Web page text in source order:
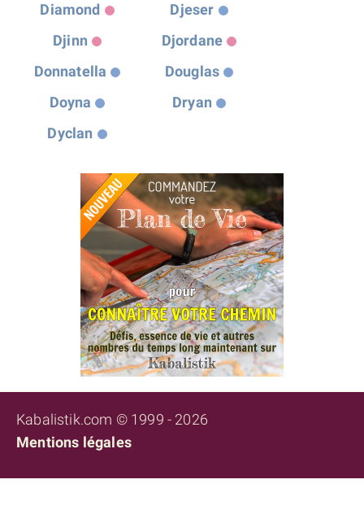
Diamond
Djeser
Djinn
Djordane
Donnatella
Douglas
Doyna
Dryan
Dyclan
Kabalistik.com © 1999 - 2026
Mentions légales